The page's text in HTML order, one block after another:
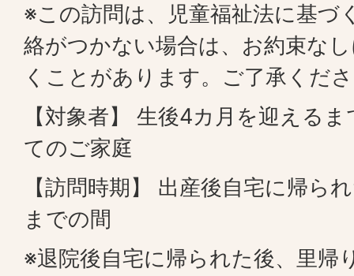
※この訪問は、児童福祉法に基づ
絡がつかない場合は、お約束な
くことがあります。ご了承くだ
【対象者】 生後4カ月を迎える
てのご家庭
【訪問時期】 出産後自宅に帰ら
までの間
※退院後自宅に帰られた後、里帰